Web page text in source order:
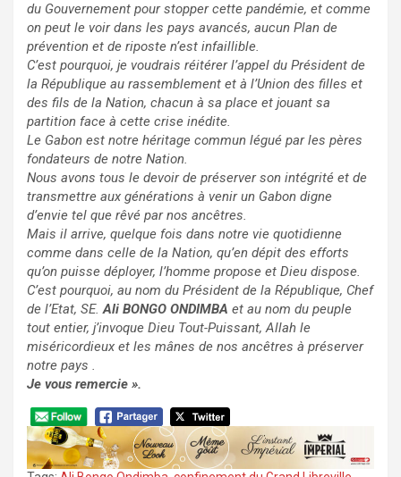
du Gouvernement pour stopper cette pandémie, et comme
on peut le voir dans les pays avancés, aucun Plan de
prévention et de riposte n’est infaillible.
C’est pourquoi, je voudrais réitérer l’appel du Président de
la République au rassemblement et à l’Union des filles et
des fils de la Nation, chacun à sa place et jouant sa
partition face à cette crise inédite.
Le Gabon est notre héritage commun légué par les pères
fondateurs de notre Nation.
Nous avons tous le devoir de préserver son intégrité et de
transmettre aux générations à venir un Gabon digne
d’envie tel que rêvé par nos ancêtres.
Mais il arrive, quelque fois dans notre vie quotidienne
comme dans celle de la Nation, qu’en dépit des efforts
qu’on puisse déployer, l’homme propose et Dieu dispose.
C’est pourquoi, au nom du Président de la République, Chef
de l’Etat, SE.Ali BONGO ONDIMBA et au nom du peuple
tout entier, j’invoque Dieu Tout-Puissant, Allah le
miséricordieux et les mânes de nos ancêtres à préserver
notre pays .
Je vous remercie ».